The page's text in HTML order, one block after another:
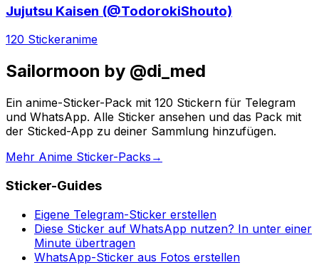
Jujutsu Kaisen (@TodorokiShouto)
120 Stickeranime
Sailormoon by @di_med
Ein anime-Sticker-Pack mit 120 Stickern für Telegram
und WhatsApp. Alle Sticker ansehen und das Pack mit
der Sticked-App zu deiner Sammlung hinzufügen.
Mehr Anime Sticker-Packs →
Sticker-Guides
Eigene Telegram-Sticker erstellen
Diese Sticker auf WhatsApp nutzen? In unter einer
Minute übertragen
WhatsApp-Sticker aus Fotos erstellen